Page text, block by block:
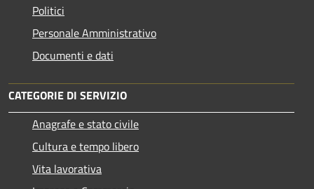
Politici
Personale Amministrativo
Documenti e dati
CATEGORIE DI SERVIZIO
Anagrafe e stato civile
Cultura e tempo libero
Vita lavorativa